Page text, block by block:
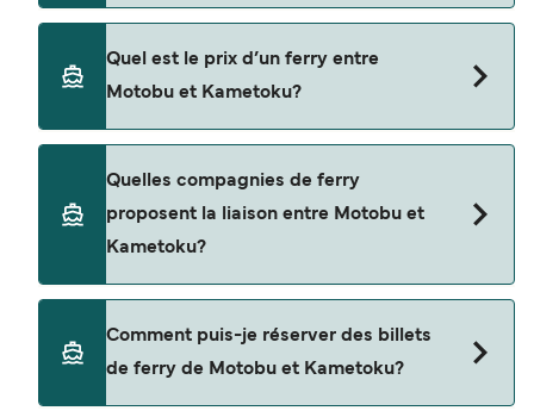
d'environ 7 heures 10 minutes. La durée des
vous conseillons donc de vérifier ce qu'il en est,
Quel est le prix d’un ferry entre
Motobu et Kametoku?
moyen de Motobu à Kametoku est de $75. Prix
hors frais de réservation.
Quelles compagnies de ferry
proposent la liaison entre Motobu et
Kametoku?
Ferry.
Comment puis-je réserver des billets
de ferry de Motobu et Kametoku?